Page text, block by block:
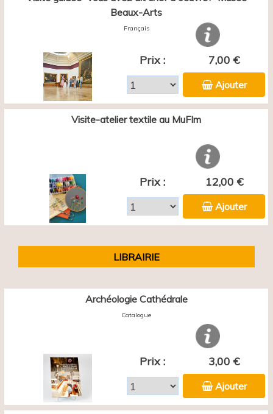
Beaux-Arts
Français
Prix : 7,00 €
Ajouter
Visite-atelier textile au MuFIm
Prix : 12,00 €
Ajouter
LIBRAIRIE
Archéologie Cathédrale
Catalogue
Prix : 3,00 €
Ajouter